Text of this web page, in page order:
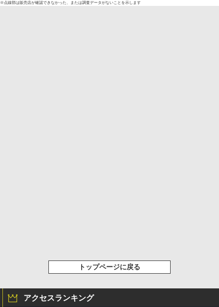
※点線部は販売店が確認できなかった、または調査データがないことを示します
トップページに戻る
アクセスランキング